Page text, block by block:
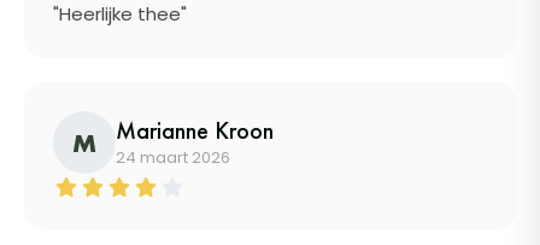
"Heerlijke thee"
M Marianne Kroon
24 maart 2026